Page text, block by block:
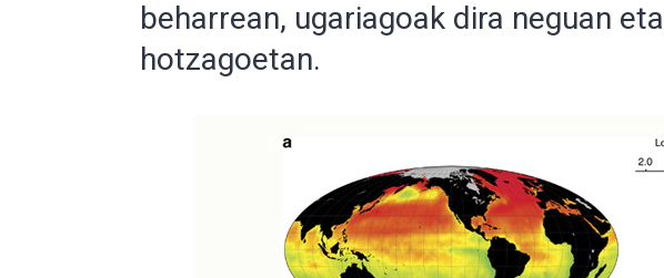
beharrean, ugariagoak dira neguan
hotzagoetan.